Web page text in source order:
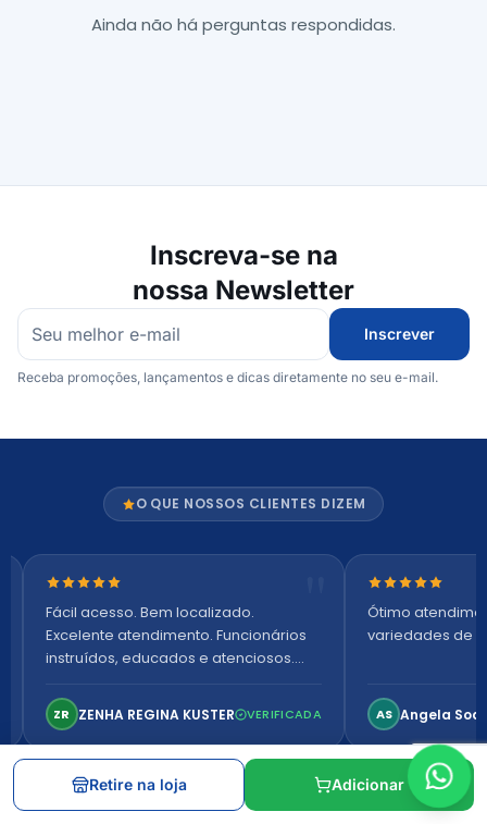
Ainda não há perguntas respondidas.
Inscreva-se na
nossa Newsletter
Inscrever
Receba promoções, lançamentos e dicas diretamente no seu e-mail.
O QUE NOSSOS CLIENTES DIZEM
Nota 5 de 5 estrelas
Fácil acesso. Bem localizado.
Excelente atendimento. Funcionários
instruídos, educados e atenciosos.
confortável. Perfeito!
ZR ZENHA REGINA KUSTER VERIFICADA
Nota 5 de 5
Ótimo
variedades de
AS Angela
Retire na loja Adicionar